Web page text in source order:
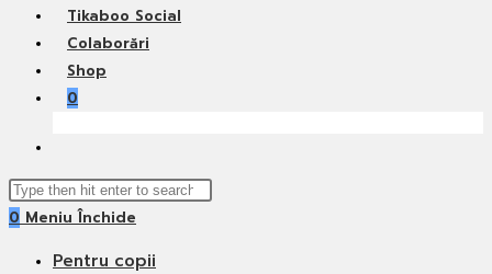
Tikaboo Social
Colaborări
Shop
0
search
Search
this
0 Meniu Închide
Pentru copii